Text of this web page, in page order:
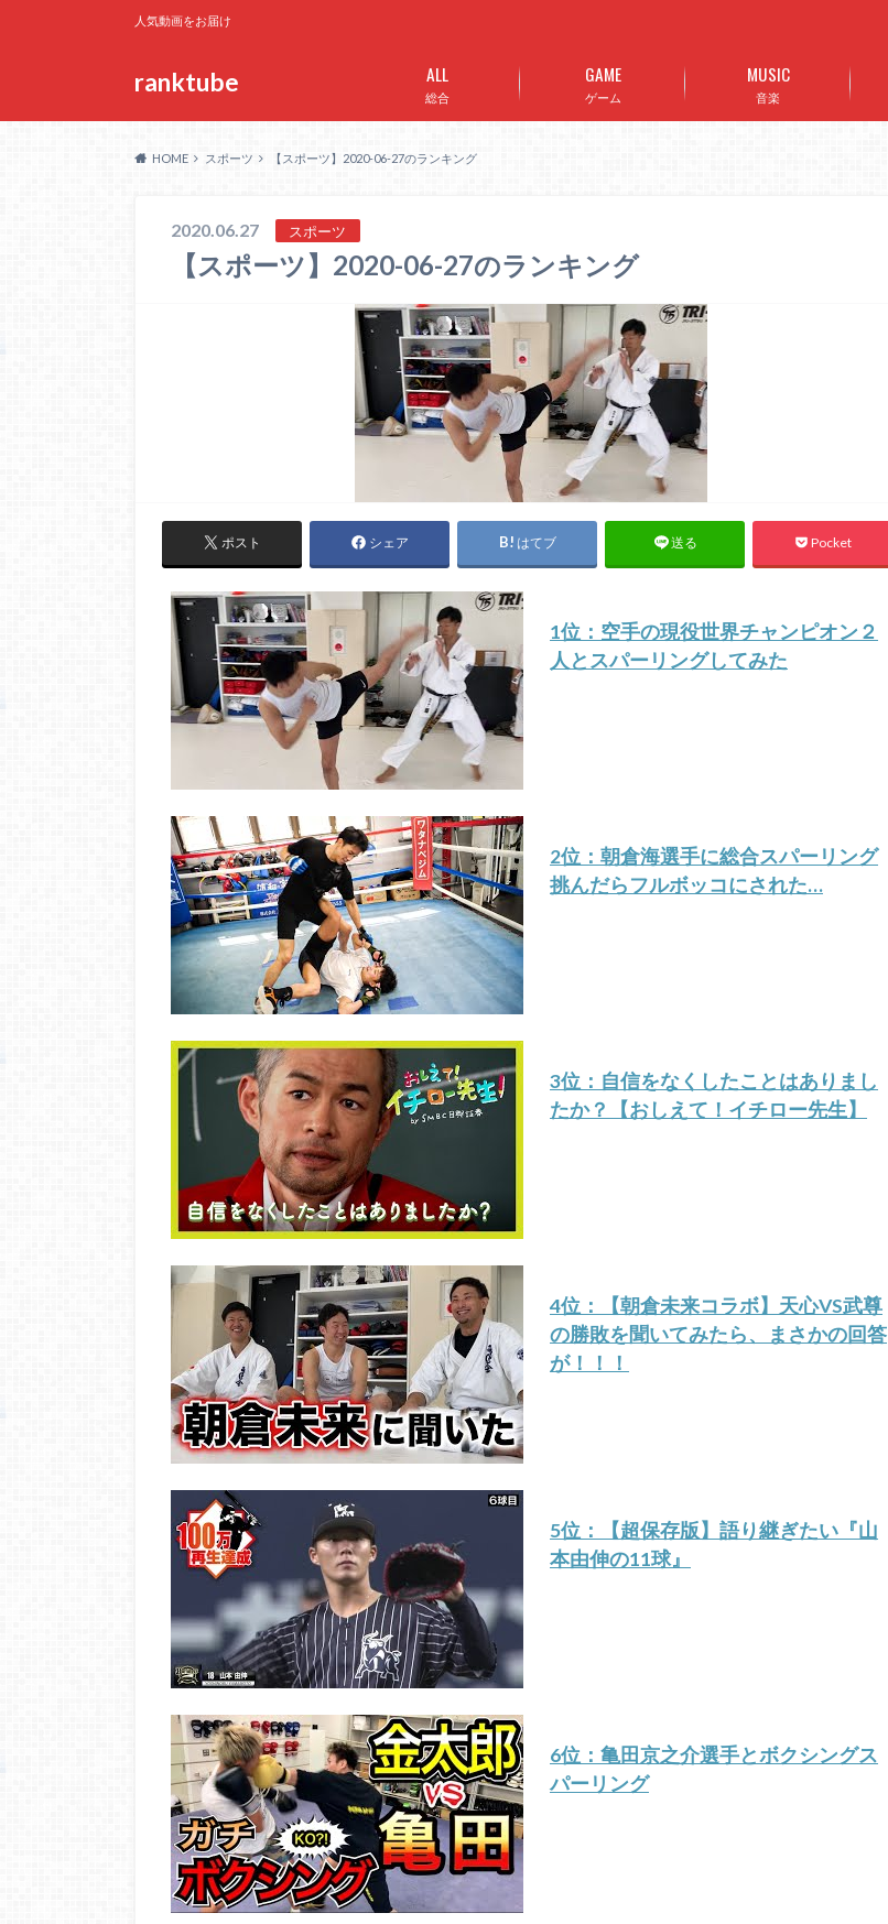
ranktube
人気動画をお届け
総合
ALL
ゲーム
GAME
音楽
MUSIC
HOME スポーツ 【スポーツ】2020-06-27のランキング
2020.06.27 スポーツ
【スポーツ】2020-06-27のランキング
ポスト シェア はてブ 送る Pocket
1位：空手の現役世界チャンピオン２
人とスパーリングしてみた
2位：朝倉海選手に総合スパーリング
挑んだらフルボッコにされた…
3位：自信をなくしたことはありまし
たか？【おしえて！イチロー先生】
4位：【朝倉未来コラボ】天心VS武尊
の勝敗を聞いてみたら、まさかの回答
が！！！
5位：【超保存版】語り継ぎたい『山
本由伸の11球』
6位：亀田京之介選手とボクシングス
パーリング